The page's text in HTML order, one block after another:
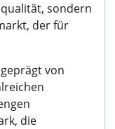
sondern
der für
von
die